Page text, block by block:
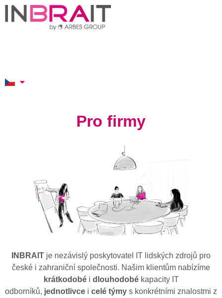
Pro firmy
INBRAIT je nezávislý poskytovatel IT lidských zdrojů pro
české i zahraniční společnosti. Našim klientům nabízíme
krátkodobéi dlouhodobékapacity IT
odborníků, jednotlivce i celé týmy s konkrétními znalostmi z